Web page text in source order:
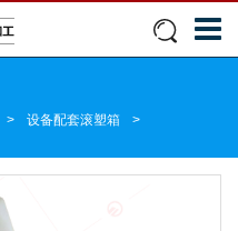
> 设备配套滚塑箱 >